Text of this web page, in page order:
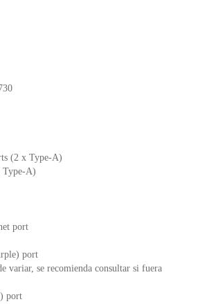
(2 x Type-A)
Type-A)
port
port
variar, se recomienda consultar si fuera
port